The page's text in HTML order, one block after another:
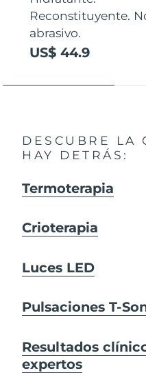
Reconstituyente.
abrasivo.
US$ 44.9
DESCUBRE LA
HAY DETRÁS:
Termoterapia
Crioterapia
Luces LED
Pulsaciones T-
Resultados
expertos